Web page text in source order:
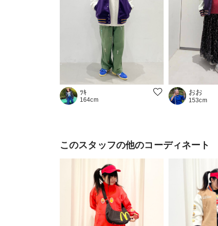
ﾂｷ
164cm
おお
153cm
このスタッフの他のコーディネート